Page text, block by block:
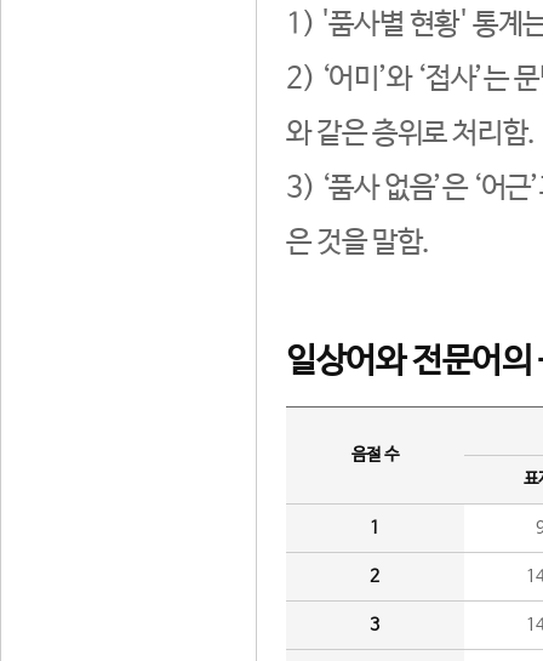
1) '품사별 현황' 통계
2) ‘어미’와 ‘접사’는
와 같은 층위로 처리함.
3) ‘품사 없음’은 ‘어
은 것을 말함.
일상어와 전문어의
음절 수
표
1
2
3